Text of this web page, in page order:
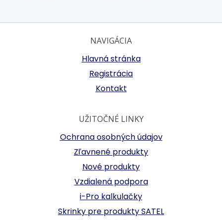
NAVIGÁCIA
Hlavná stránka
Registrácia
Kontakt
UŽITOČNÉ LINKY
Ochrana osobných údajov
Zľavnené produkty
Nové produkty
Vzdialená podpora
i-Pro kalkulačky
Skrinky pre produkty SATEL